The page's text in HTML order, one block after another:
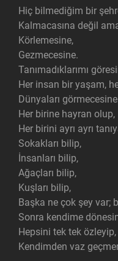
Hiç bilmediğim bir
Kalmacasına değil
Körlemesine,
Gezmecesine.
Tanımadıklarımı
Her insan bir yaşam,
Dünyaları
Her birine hayran olup,
Her birini ayrı ayrı
Sokakları bilip,
İnsanları bilip,
Ağaçları bilip,
Kuşları bilip,
Başka ne çok şey var;
Sonra kendime
Hepsini tek tek özleyip,
Kendimden vaz